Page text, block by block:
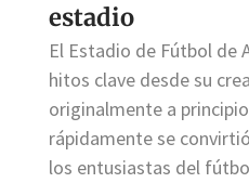
estadio
El Estadio de Fútbol de
hitos clave desde su
originalmente a
rápidamente se
los entusiastas del